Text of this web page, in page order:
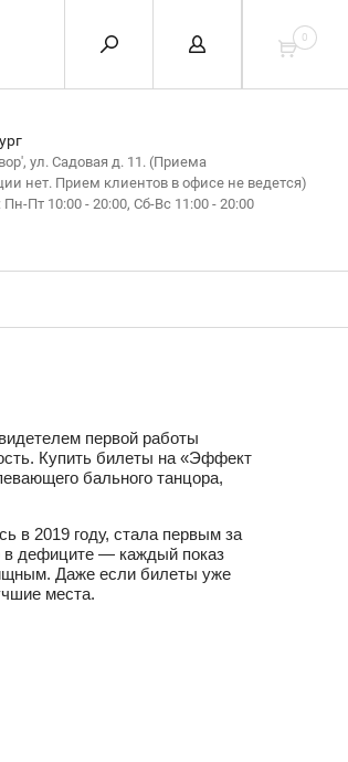
0
ул. Садовая д. 11. (Приема
нет. Прием клиентов в офисе не ведется)
Пт 10:00 - 20:00, Сб-Вс 11:00 - 20:00
первой работы
Купить билеты на «Эффект
бального танцора,
в 2019 году, стала первым за
в дефиците — каждый показ
Даже если билеты уже
места.